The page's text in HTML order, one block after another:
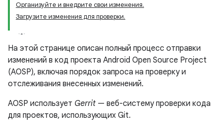
Организуйте и внедрите свои изменения.
Загрузите изменения для проверки.
На этой странице описан полный процесс отправки
изменений в код проекта Android Open Source Project
(AOSP), включая порядок запроса на проверку и
отслеживания внесенных изменений.
AOSP использует Gerrit — веб-систему проверки кода
для проектов, использующих Git.